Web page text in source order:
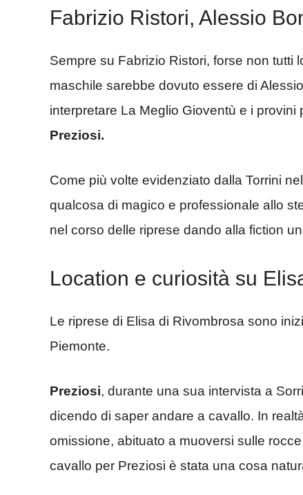
Fabrizio Ristori, Alessio
Sempre su Fabrizio Ristori, forse non tutti
maschile sarebbe dovuto essere di
interpretare La Meglio Gioventù e i provini
Preziosi.
Come più volte evidenziato dalla Torrini
qualcosa di magico e professionale allo
nel corso delle riprese dando alla fiction un
Location e curiosità su
Le riprese di Elisa di Rivombrosa sono
Piemonte.
Preziosi, durante una sua intervista a
dicendo di saper andare a cavallo. In
omissione, abituato a muoversi sulle
cavallo per Preziosi è stata una cosa